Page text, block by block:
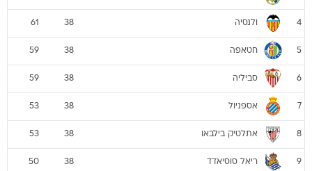
4 ולנסיה 38
61
5 חטאפה 38
59
6 סביליה 38
59
7 אספניול 38
53
8 אתלטיק בילבאו 38
53
9 ריאל סוסיאדד 38
50